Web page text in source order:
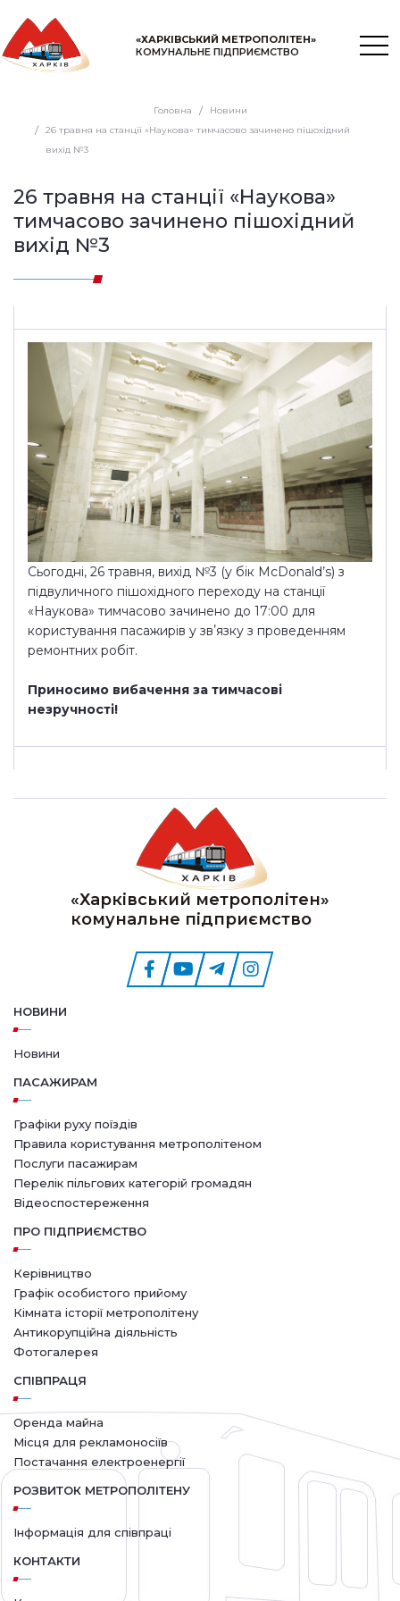
«ХАРКІВСЬКИЙ МЕТРОПОЛІТЕН»
КОМУНАЛЬНЕ ПІДПРИЄМСТВО
Головна
Новини
26 травня на станції «Наукова» тимчасово зачинено пішохідний
вихід №3
26 травня на станції «Наукова»
тимчасово зачинено пішохідний
вихід №3
Сьогодні, 26 травня, вихід №3 (у бік McDonald’s) з
підвуличного пішохідного переходу на станції
«Наукова» тимчасово зачинено до 17:00 для
користування пасажирів у звʼязку з проведенням
ремонтних робіт.
Приносимо вибачення за тимчасові
незручності!
«Харківський метрополітен»
комунальне підприємство
НОВИНИ
Новини
ПАСАЖИРАМ
Графіки руху поїздів
Правила користування метрополітеном
Послуги пасажирам
Перелік пільгових категорій громадян
Відеоспостереження
ПРО ПІДПРИЄМСТВО
Керівництво
Графік особистого прийому
Кімната історії метрополітену
Антикорупційна діяльність
Фотогалерея
СПІВПРАЦЯ
Оренда майна
Місця для рекламоносіїв
Постачання електроенергії
РОЗВИТОК МЕТРОПОЛІТЕНУ
Інформація для співпраці
КОНТАКТИ